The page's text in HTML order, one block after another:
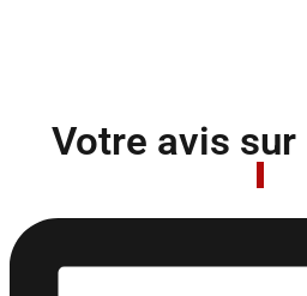
Votre avis